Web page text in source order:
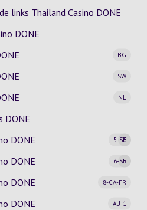
links Thailand Casino DONE
DONE
BG
SW
NL
DONE
5-SE
6
DONE
6-SE
5
DONE
8-CA-FR
DONE
AU-1
DONE